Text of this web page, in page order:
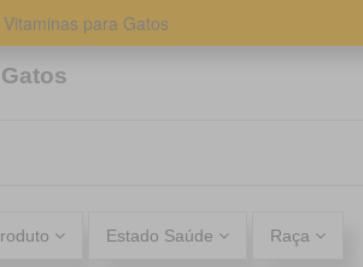
para Gatos
Estado Saúde Raça